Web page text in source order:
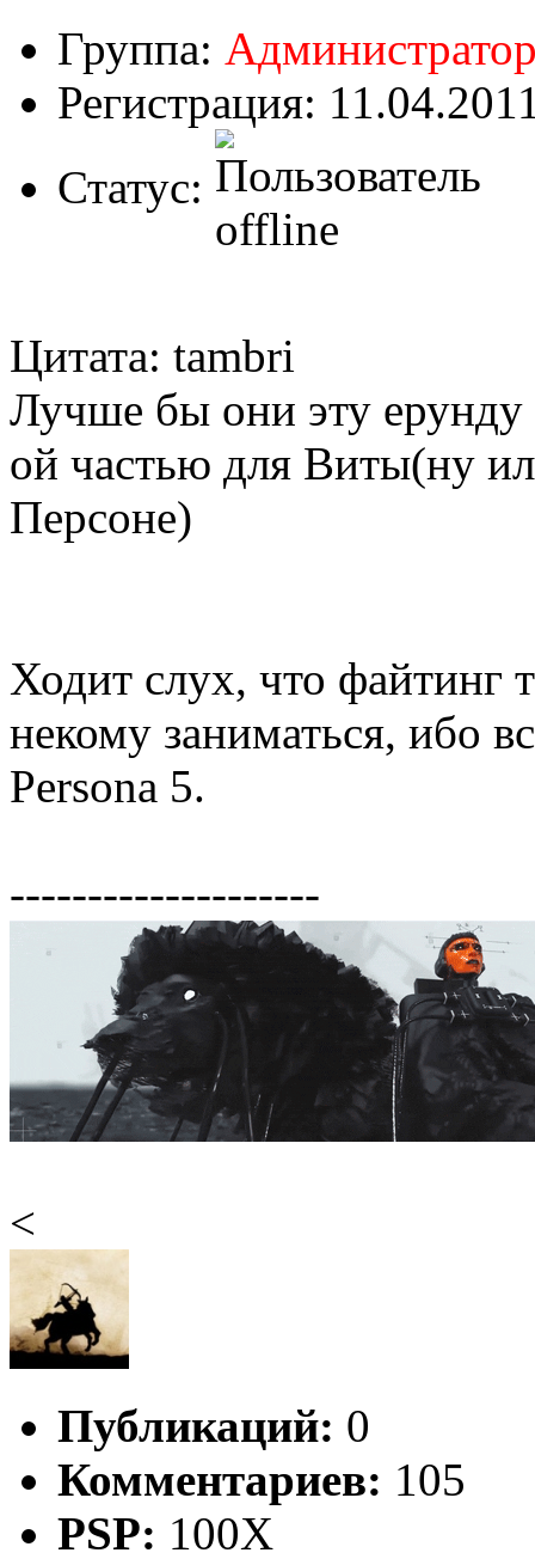
Группа:
Регистрация:
Статус:
Цитата: tambri
Лучше бы они эту ерунду
ой частью для Виты(ну
Персоне)
Ходит слух, что файтинг
некому заниматься, ибо
Persona 5.
--------------------
<
Публикаций: 0
Комментариев: 105
PSP: 100X